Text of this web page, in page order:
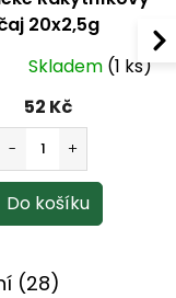
20x2,5g
Skladem (1 ks)
52 Kč
(28)